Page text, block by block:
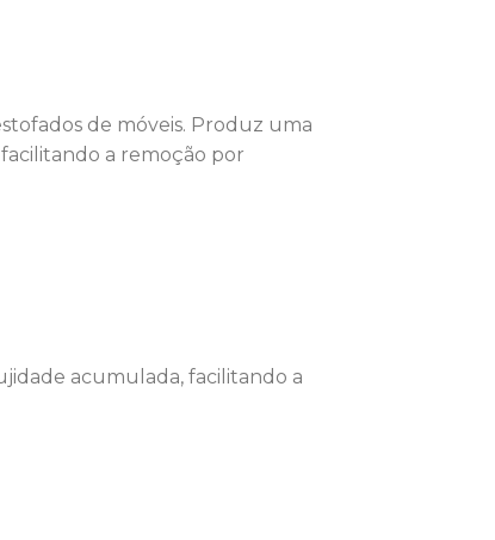
de móveis. Produz uma
a remoção por
acumulada, facilitando a